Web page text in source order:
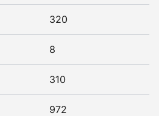
320
8
310
972